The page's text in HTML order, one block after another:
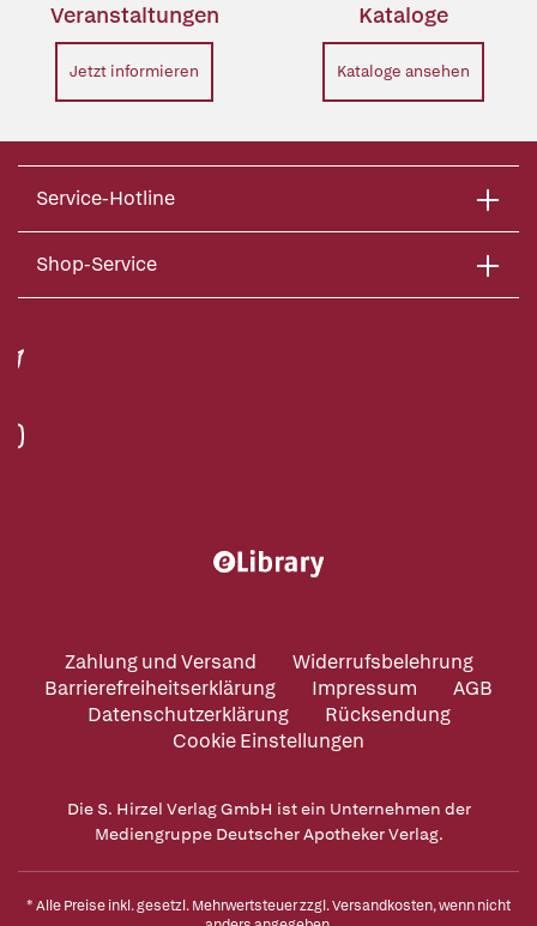
Veranstaltungen
Jetzt informieren
Kataloge
Kataloge ansehen
Service-Hotline
Shop-Service
Zahlung und Versand
Widerrufsbelehrung
Barrierefreiheitserklärung
Impressum
AGB
Datenschutzerklärung
Rücksendung
Cookie Einstellungen
Die S. Hirzel Verlag GmbH ist ein Unternehmen der
Mediengruppe Deutscher Apotheker Verlag.
* Alle Preise inkl. gesetzl. Mehrwertsteuer zzgl.Versandkosten, wenn nicht